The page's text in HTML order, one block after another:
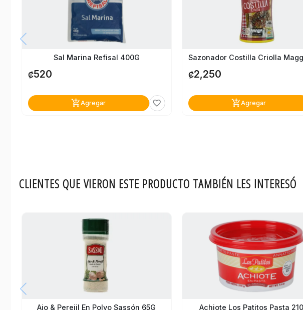
Sal Marina Refisal 400G
₡520
add_shopping_cartAgregar favorite_border
₡2,250
add_shopping_cartAgregar
CLIENTES QUE VIERON ESTE PRODUCTO TAMBIÉN LES INTERESÓ
Ajo & Perejil En Polvo Sassón 65G Achiote Los Patitos Pasta